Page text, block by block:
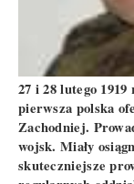
27 i 28 lutego 1919
pierwsza polska
Zachodniej.
wojsk. Miały
skuteczniejsze